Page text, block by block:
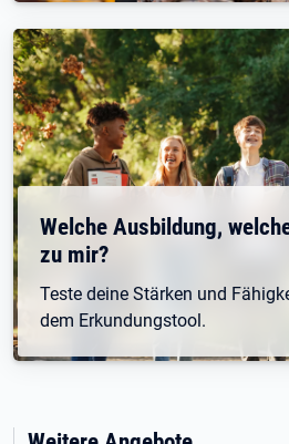
Welche Ausbildung,
zu mir?
Teste deine Stärken und
dem Erkundungstool.